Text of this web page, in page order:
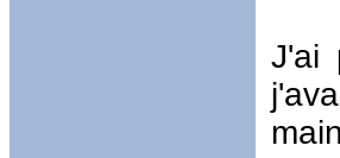
J'ai